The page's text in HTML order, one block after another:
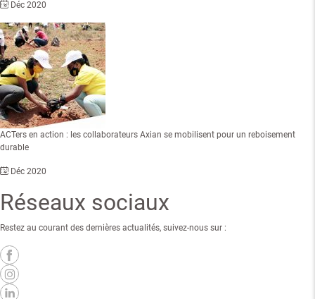
Déc 2020
ACTers en action : les collaborateurs Axian se mobilisent pour un reboisement
durable
Déc 2020
Réseaux sociaux
Restez au courant des dernières actualités, suivez-nous sur :